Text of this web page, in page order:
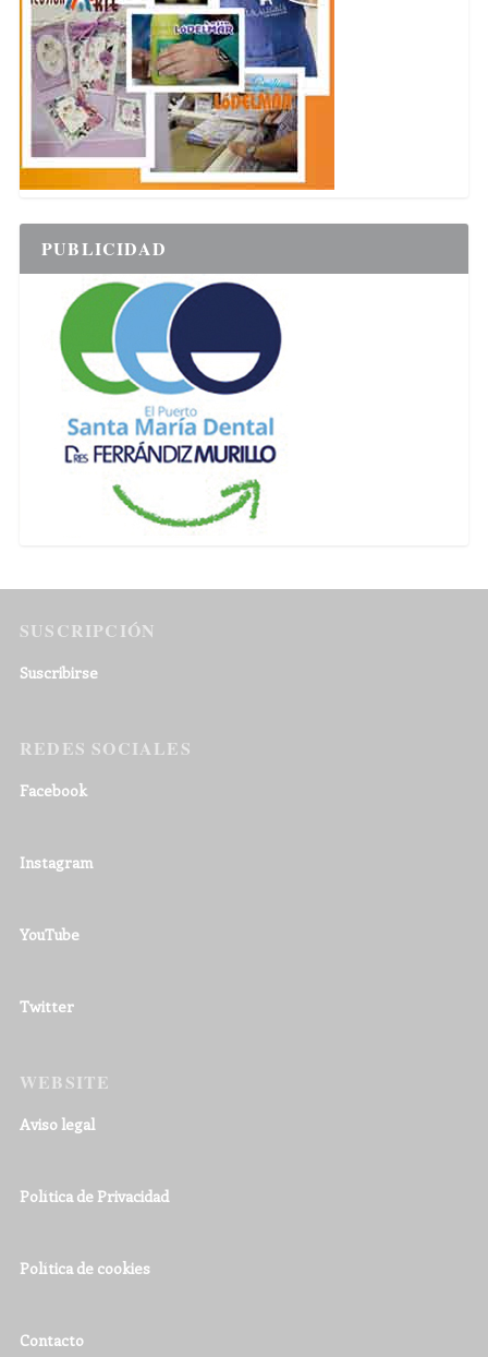
PUBLICIDAD
SUSCRIPCIÓN
Suscribirse
REDES SOCIALES
Facebook
Instagram
YouTube
Twitter
WEBSITE
Aviso legal
Política de Privacidad
Política de cookies
Contacto